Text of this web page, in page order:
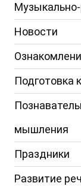
Новости
Подготовка
мышления
Праздники
Развитие